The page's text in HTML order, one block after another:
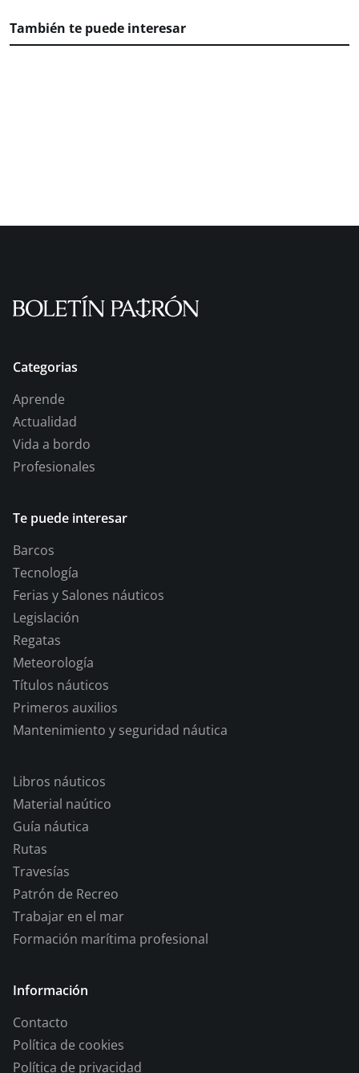
También te puede interesar
Categorias
Aprende
Actualidad
Vida a bordo
Profesionales
Te puede interesar
Barcos
Tecnología
Ferias y Salones náuticos
Legislación
Regatas
Meteorología
Títulos náuticos
Primeros auxilios
Mantenimiento y seguridad náutica
Libros náuticos
Material naútico
Guía náutica
Rutas
Travesías
Patrón de Recreo
Trabajar en el mar
Formación marítima profesional
Información
Contacto
Política de cookies
Política de privacidad